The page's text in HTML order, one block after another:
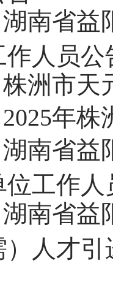
湖南省益
作人员公
株洲市天
2025年株
湖南省益
位工作人
湖南省益
）人才引